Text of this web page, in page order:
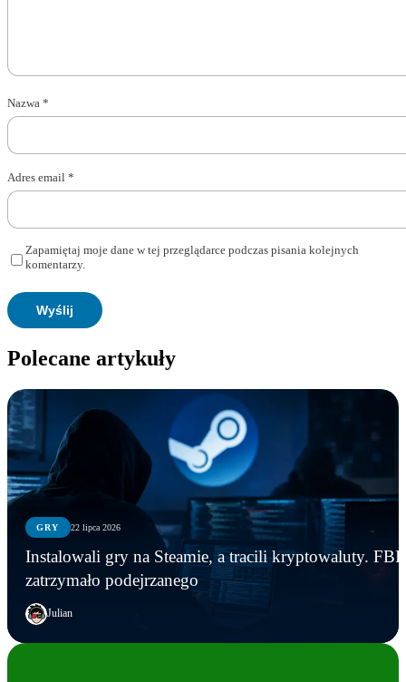
Nazwa *
Adres email *
Zapamiętaj moje dane w tej przeglądarce podczas pisania kolejnych
komentarzy.
Polecane artykuły
GRY 22 lipca 2026
Instalowali gry na Steamie, a tracili kryptowaluty. FBI
zatrzymało podejrzanego
Julian